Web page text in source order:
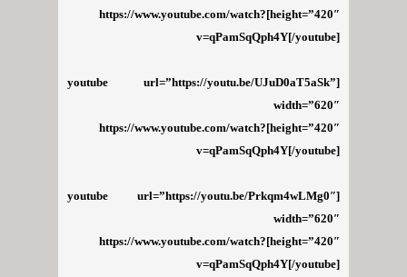
height=”420″]https://www.youtube.com/watch?
v=qPamSqQph4Y[/youtube]
[youtube url=”https://youtu.be/UJuD0aT5aSk”
width=”620″
height=”420″]https://www.youtube.com/watch?
v=qPamSqQph4Y[/youtube]
[youtube url=”https://youtu.be/Prkqm4wLMg0″
width=”620″
height=”420″]https://www.youtube.com/watch?
v=qPamSqQph4Y[/youtube]